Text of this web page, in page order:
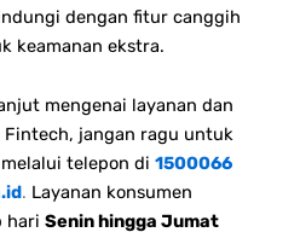
dengan fitur canggih
keamanan ekstra.
mengenai layanan dan
jangan ragu untuk
telepon di 1500066
. Layanan konsumen
hari Senin hingga Jumat